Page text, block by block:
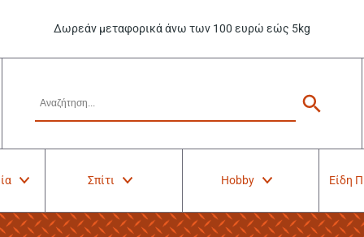
Δωρεάν μεταφορικά άνω των 100 ευρώ εώς 5kg
Σπίτι Hobby Είδη